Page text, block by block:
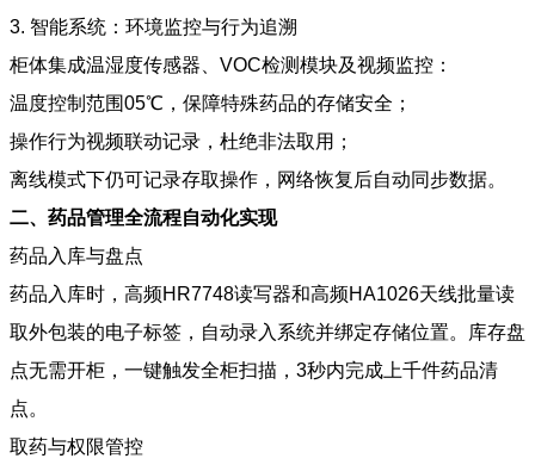
3. 智能系统：环境监控与行为追溯
柜体集成温湿度传感器、VOC检测模块及视频监控：
温度控制范围05℃，保障特殊药品的存储安全；
操作行为视频联动记录，杜绝非法取用；
离线模式下仍可记录存取操作，网络恢复后自动同步数据。
二、药品管理全流程自动化实现
药品入库与盘点
药品入库时，高频HR7748读写器和高频HA1026天线批量读
取外包装的电子标签，自动录入系统并绑定存储位置。库存盘
点无需开柜，一键触发全柜扫描，3秒内完成上千件药品清
点。
取药与权限管控